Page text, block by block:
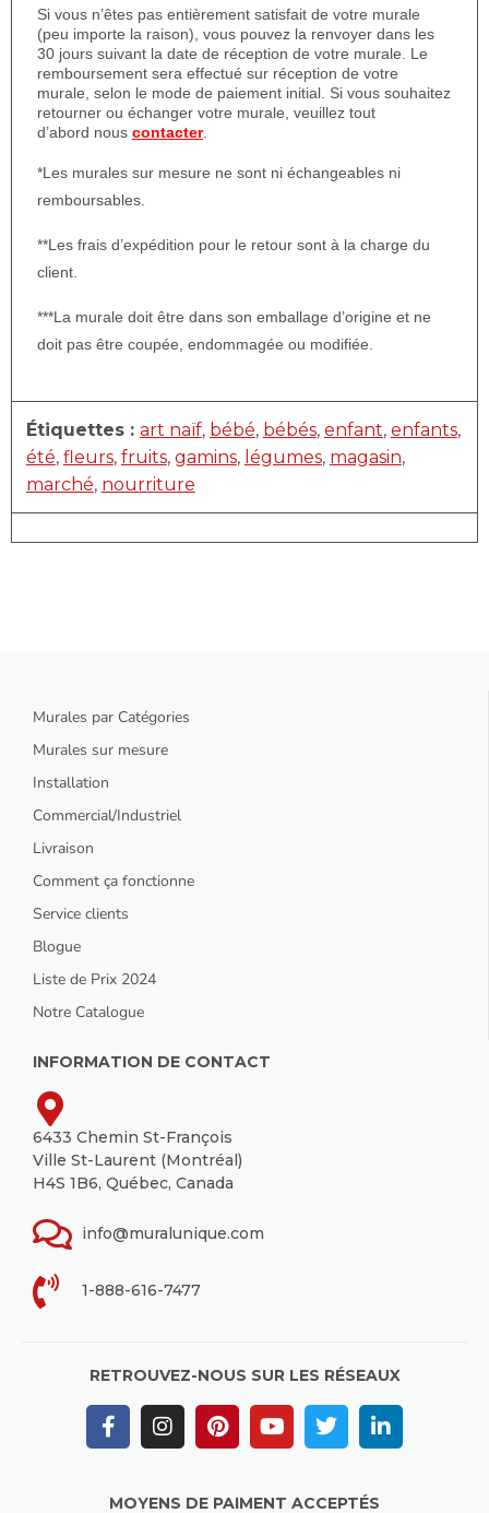
Si vous n’êtes pas entièrement satisfait de votre murale
(peu importe la raison), vous pouvez la renvoyer dans les
30 jours suivant la date de réception de votre murale. Le
remboursement sera effectué sur réception de votre
murale, selon le mode de paiement initial. Si vous souhaitez
retourner ou échanger votre murale, veuillez tout
d’abord nous contacter.
*Les murales sur mesure ne sont ni échangeables ni
remboursables.
**Les frais d’expédition pour le retour sont à la charge du
client.
***La murale doit être dans son emballage d’origine et ne
doit pas être coupée, endommagée ou modifiée.
Étiquettes : art naïf, bébé, bébés, enfant, enfants,
été, fleurs, fruits, gamins, légumes, magasin,
marché, nourriture
Murales par Catégories
Murales sur mesure
Installation
Commercial/Industriel
Livraison
Comment ça fonctionne
Service clients
Blogue
Liste de Prix 2024
Notre Catalogue
INFORMATION DE CONTACT
6433 Chemin St-François
Ville St-Laurent (Montréal)
H4S 1B6, Québec, Canada
info@muralunique.com
1-888-616-7477
RETROUVEZ-NOUS SUR LES RÉSEAUX
MOYENS DE PAIMENT ACCEPTÉS